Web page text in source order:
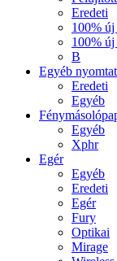
Eredeti
100%
100% új
B
Egyéb
Eredeti
Egyéb
Egyéb
Xphr
Egér
Egyéb
Eredeti
Egér
Fury
Optikai
Mirage